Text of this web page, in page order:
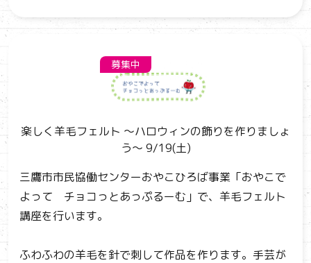
募集中
楽しく羊毛フェルト ～ハロウィンの飾りを作りましょ
う～ 9/19(土)
三鷹市市民協働センターおやこひろば事業「おやこで
よって チョコっとあっぷるーむ」で、羊毛フェルト
講座を行います。
ふわふわの羊毛を針で刺して作品を作ります。手芸が